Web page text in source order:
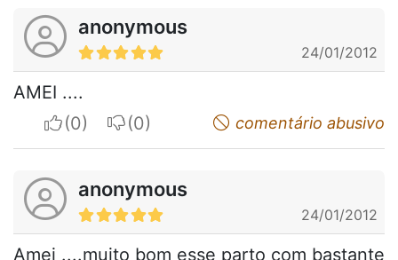
anonymous
24/01/2012
AMEI ....
I apreciateI do not appreciatecomentário abusivo
anonymous
24/01/2012
Amei ....muito bom esse parto com bastante